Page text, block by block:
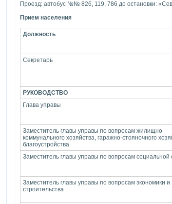
Проезд: автобус №№ 826, 119, 786 до остановки:
Прием населения
Должность
Секретарь
РУКОВОДСТВО
Глава управы
Заместитель главы управы по вопросам жилищно-
коммунального хозяйства, гаражно-стояночного
благоустройства
Заместитель главы управы по вопросам
Заместитель главы управы по вопросам экономики и
строительства